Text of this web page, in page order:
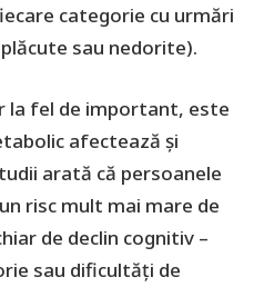
categorie cu urmări
sau nedorite).
la fel de important, este
afectează și
arată că persoanele
risc mult mai mare de
de declin cognitiv –
sau dificultăți de